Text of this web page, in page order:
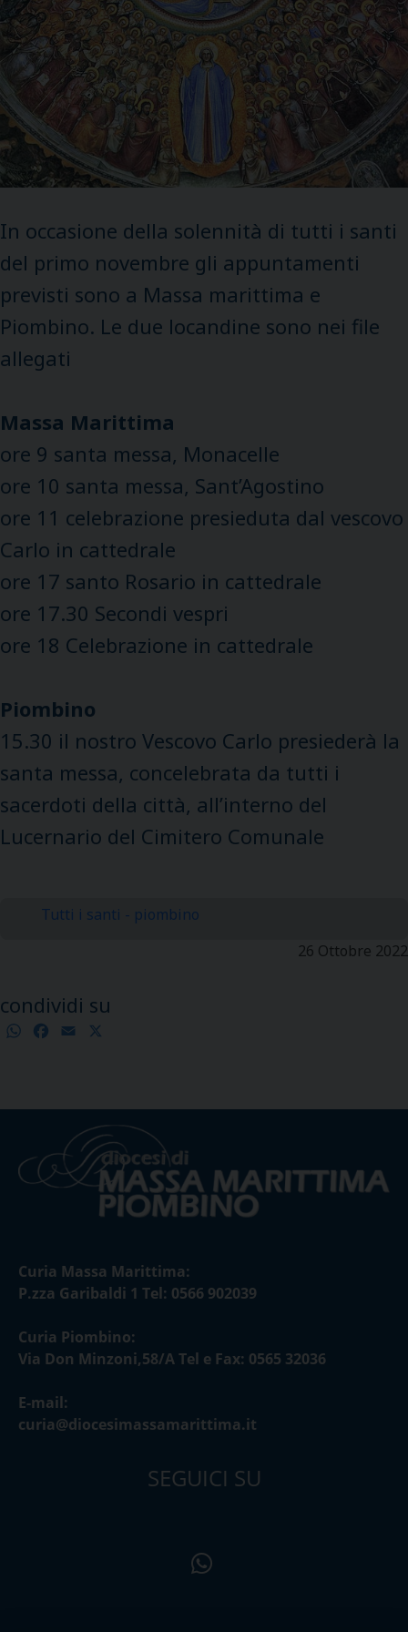
In occasione della solennità di tutti i santi
del primo novembre gli appuntamenti
previsti sono a Massa marittima e
Piombino. Le due locandine sono nei file
allegati
Massa Marittima
ore 9 santa messa, Monacelle
ore 10 santa messa, Sant’Agostino
ore 11 celebrazione presieduta dal vescovo
Carlo in cattedrale
ore 17 santo Rosario in cattedrale
ore 17.30 Secondi vespri
ore 18 Celebrazione in cattedrale
Piombino
15.30 il nostro Vescovo Carlo presiederà la
santa messa, concelebrata da tutti i
sacerdoti della città, all’interno del
Lucernario del Cimitero Comunale
Tutti i santi - piombino
26 Ottobre 2022
condividi su
WhatsApp
Facebook
Email
Curia Massa Marittima:
P.zza Garibaldi 1 Tel: 0566 902039
Curia Piombino:
Via Don Minzoni,58/A Tel e Fax: 0565 32036
E-mail:
curia@diocesimassamarittima.it
SEGUICI SU